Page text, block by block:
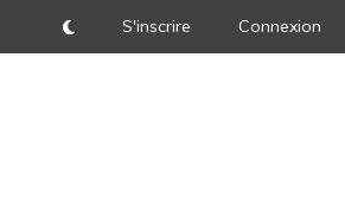
DarkMode
S'inscrire Connexion